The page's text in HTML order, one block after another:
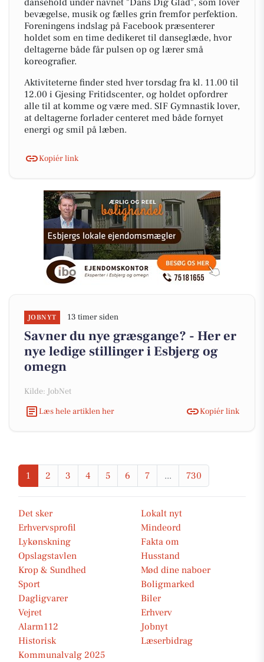
dansehold under navnet "Dans Dig Glad", som lover
bevægelse, musik og fælles grin fremfor perfektion.
Foreningens indslag på Facebook præsenterer
holdet som en time dedikeret til danseglæde, hvor
deltagerne både får pulsen op og lærer små
koreografier.
Aktiviteterne finder sted hver torsdag fra kl. 11.00 til
12.00 i Gjesing Fritidscenter, og holdet opfordrer
alle til at komme og være med. SIF Gymnastik lover,
at deltagerne forlader centeret med både fornyet
energi og smil på læben.
Kopiér link
JOBNYT 13 timer siden
Savner du nye græsgange? - Her er
nye ledige stillinger i Esbjerg og
omegn
Kilde: JobNet
Læs hele artiklen her
Kopiér link
1 2 3 4 5 6 7 ... 730
Det sker
Lokalt nyt
Erhvervsprofil
Mindeord
Lykønskning
Fakta om
Opslagstavlen
Husstand
Krop & Sundhed
Mød dine naboer
Sport
Boligmarked
Dagligvarer
Biler
Vejret
Erhverv
Alarm112
Jobnyt
Historisk
Læserbidrag
Kommunalvalg 2025